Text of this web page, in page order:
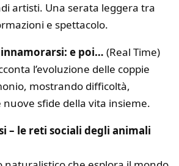
artisti. Una serata leggera tra
e spettacolo.
e poi… (Real Time)
l’evoluzione delle coppie
mostrando difficoltà,
sfide della vita insieme.
– le reti sociali degli animali